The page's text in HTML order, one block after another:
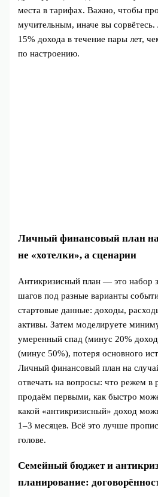
места в тарифах. Важно, чтобы
мучительным, иначе вы
15% дохода в течение пары лет,
по настроению.
Личный финансовый план
не «хотелки», а сценарии
Антикризисный план — это набор
шагов под разные варианты
стартовые данные: доходы,
активы. Затем моделируете
умеренный спад (минус 20%
(минус 50%), потеря основного
Личный финансовый план на
отвечать на вопросы: что режем в
продаём первыми, как быстро
какой «антикризисный» доход
1–3 месяцев. Всё это лучше
голове.
Семейный бюджет и
планирование: